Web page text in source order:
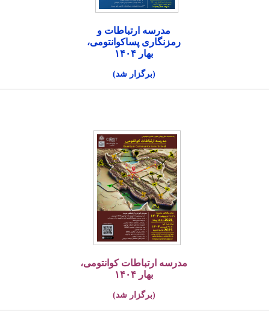
مدرسه ارتباطات و
رمزنگاری پساکوانتومی،
بهار ۱۴۰۴
(برگزار شد)
مدرسه ارتباطات کوانتومی،
بهار ۱۴۰۴
(برگزار شد)